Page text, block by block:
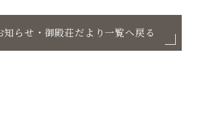
知らせ・御殿荘だより一覧へ戻る